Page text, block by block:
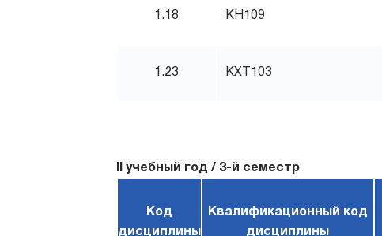
1.18 KH109
1.23 KXT103
II учебный год / 3-й семестр
Код
дисциплины
Квалификационный код
дисциплины